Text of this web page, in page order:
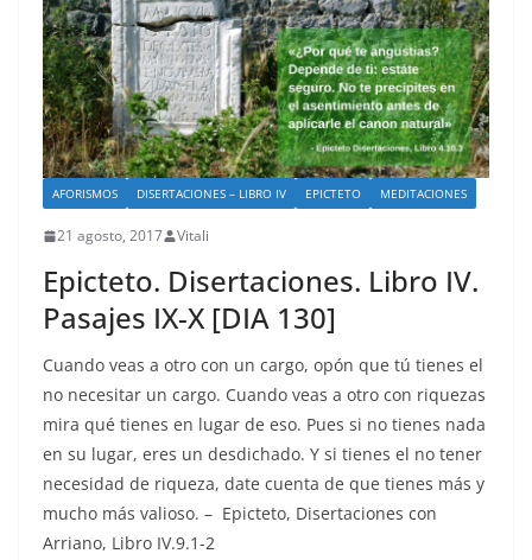
AFORISMOS DISERTACIONES – LIBRO IV EPICTETO MEDITACIONES
21 agosto, 2017 Vitali
Epicteto. Disertaciones. Libro IV.
Pasajes IX-X [DIA 130]
Cuando veas a otro con un cargo, opón que tú tienes el
no necesitar un cargo. Cuando veas a otro con riquezas
mira qué tienes en lugar de eso. Pues si no tienes nada
en su lugar, eres un desdichado. Y si tienes el no tener
necesidad de riqueza, date cuenta de que tienes más y
mucho más valioso. – Epicteto, Disertaciones con
Arriano, Libro IV.9.1-2